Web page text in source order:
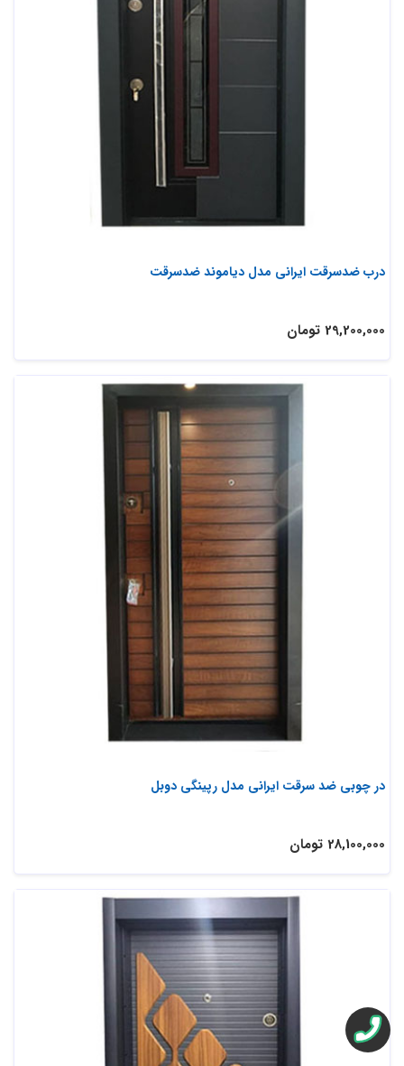
درب ضدسرقت ایرانی مدل دیاموند ضدسرقت
29,200,000 تومان
در چوبی ضد سرقت ایرانی مدل رپینگی دوبل
28,100,000 تومان